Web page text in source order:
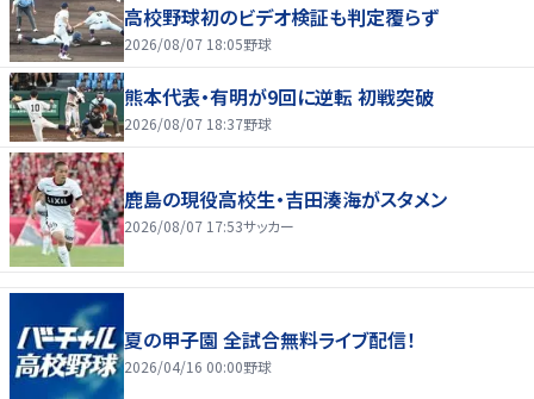
高校野球初のビデオ検証も判定覆らず
2026/08/07 18:05野球
熊本代表・有明が9回に逆転 初戦突破
2026/08/07 18:37野球
鹿島の現役高校生・吉田湊海がスタメン
2026/08/07 17:53サッカー
夏の甲子園 全試合無料ライブ配信！
2026/04/16 00:00野球